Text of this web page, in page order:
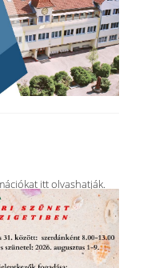
itt olvashatják.